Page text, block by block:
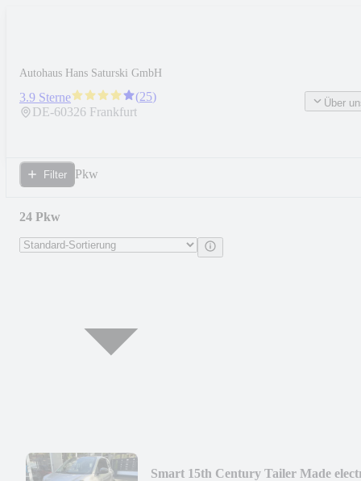
Autohaus Hans Saturski GmbH
3.9 Sterne (25)
DE-60326 Frankfurt
Über
Filter Pkw
24 Pkw
Smart 15th Century Tailer Made